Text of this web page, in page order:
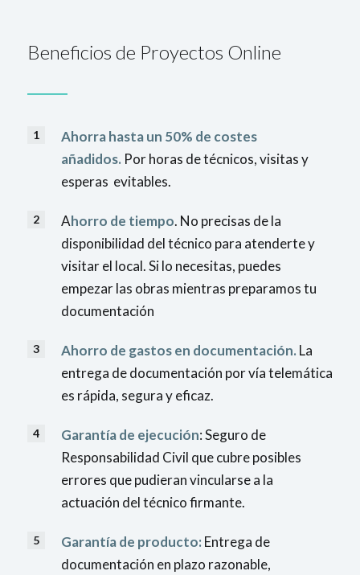
Beneficios de Proyectos Online
Ahorra hasta un 50% de costes
añadidos. Por horas de técnicos, visitas y
esperas evitables.
Ahorro de tiempo. No precisas de la
disponibilidad del técnico para atenderte y
visitar el local. Si lo necesitas, puedes
empezar las obras mientras preparamos tu
documentación
Ahorro de gastos en documentación. La
entrega de documentación por vía telemática
es rápida, segura y eficaz.
Garantía de ejecución: Seguro de
Responsabilidad Civil que cubre posibles
errores que pudieran vincularse a la
actuación del técnico firmante.
Garantía de producto: Entrega de
documentación en plazo razonable,